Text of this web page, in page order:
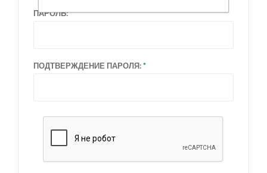
ПАРОЛЬ:
ПОДТВЕРЖДЕНИЕ ПАРОЛЯ: